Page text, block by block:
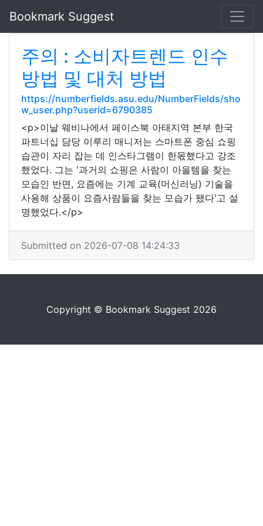
Bookmark Suggest
주의 : 소비자트렌드 인수
방법 및 대처 방법
https://numberfields.asu.edu/NumberFields/sho
w_user.php?userid=6790385
<p>이날 웨비나에서 페이스북 아태지역 본부 한국
파트너십 담당 이루리 매니저는 스마트폰 중심 쇼핑
습관이 자리 잡는 데 인스타그램이 한몫했다고 강조
했었다. 그는 '과거의 쇼핑은 사람이 아을템을 찾는
모습인 반면, 요즘에는 기계 교육(머신러닝) 기술을
사용해 상품이 요즘사람들을 찾는 모습가 됐다'고 설
명했었다.</p>
Submitted on 2026-07-08 14:24:33
Copyright © Bookmark Suggest 2026